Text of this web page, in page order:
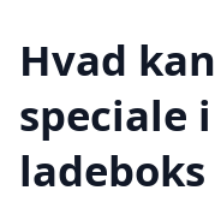
Hvad
speciale